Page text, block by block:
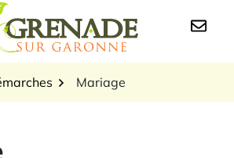
Logo Grenade sur
Mariage